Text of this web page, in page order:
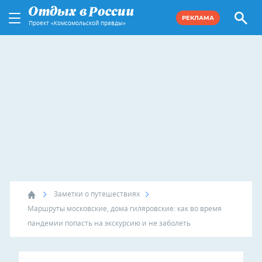
Проект «Комсомольской правды»
РЕКЛАМА
Заметки о путешествиях
Маршруты московские, дома гиляровские: как во время
пандемии попасть на экскурсию и не заболеть